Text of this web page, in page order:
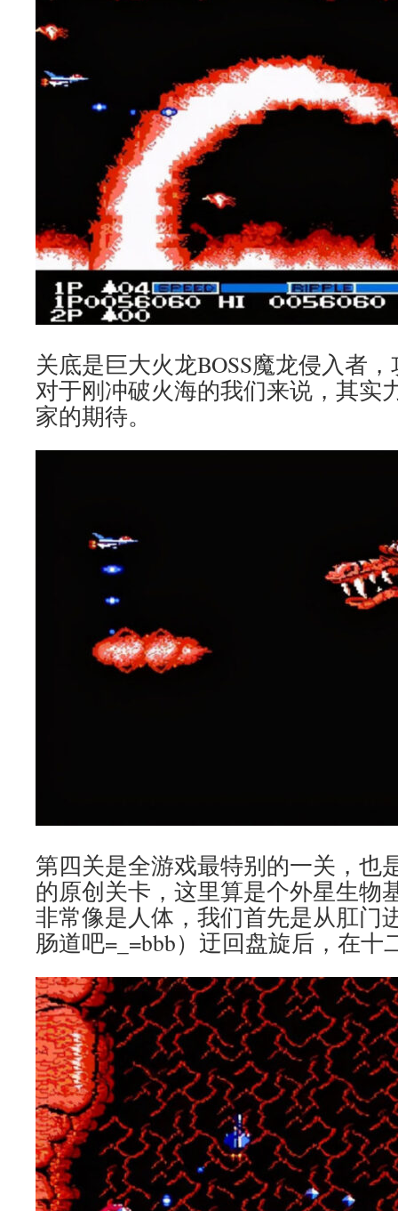
关底是巨大火龙BOSS魔龙侵入者
对于刚冲破火海的我们来说，其实
家的期待。
第四关是全游戏最特别的一关，也
的原创关卡，这里算是个外星生物
非常像是人体，我们首先是从肛门
肠道吧=_=bbb）迂回盘旋后，在十